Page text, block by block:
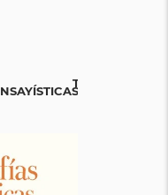
TEJIENDO